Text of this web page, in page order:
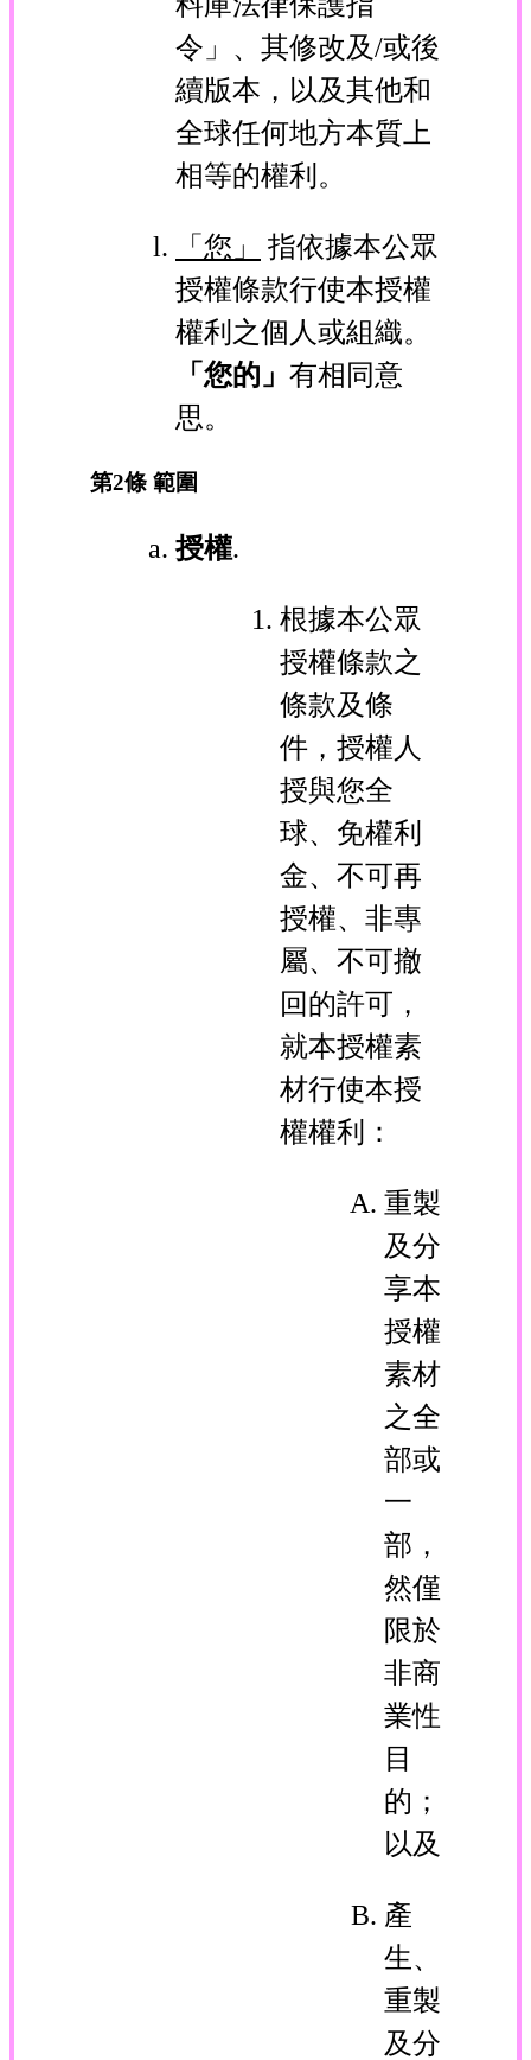
令」、其修改及/或後
續版本，以及其他和
全球任何地方本質上
相等的權利。
「您」
指依據本公眾
授權條款行使本授權
權利之個人或組織。
「您的」 有相同意
思。
第2條 範圍
授權.
根據本公眾
授權條款之
條款及條
件，授權人
授與您全
球、免權利
金、不可再
授權、非專
屬、不可撤
回的許可，
就本授權素
材行使本授
權權利：
重製
及分
享本
授權
素材
之全
部或
一
部，
然僅
限於
非商
業性
目
的；
以及
產
生、
重製
及分